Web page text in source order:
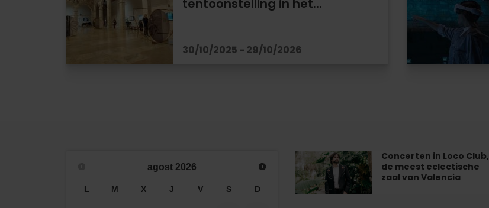
tentoonstelling in het…
30/10/2025 - 29/10/2026
agost 2026
L M X J V S D
Concerten in Loco Club,
de meest eclectische
zaal van Valencia
Concerten
in
Loco